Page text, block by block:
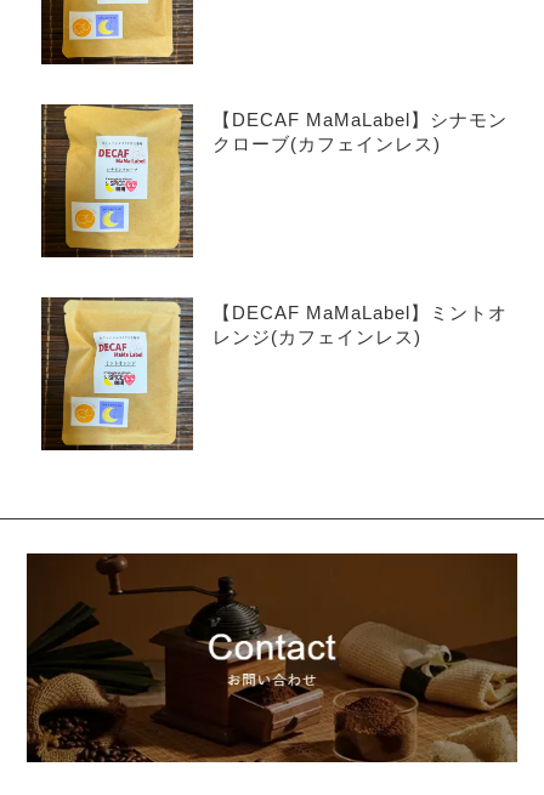
【DECAF MaMaLabel】シナモン
クローブ(カフェインレス)
【DECAF MaMaLabel】ミントオ
レンジ(カフェインレス)